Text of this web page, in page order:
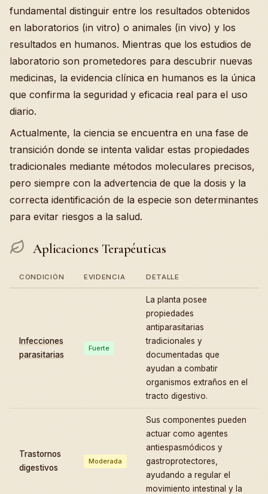
fundamental distinguir entre los resultados obtenidos
en laboratorios (in vitro) o animales (in vivo) y los
resultados en humanos. Mientras que los estudios de
laboratorio son prometedores para descubrir nuevas
medicinas, la evidencia clínica en humanos es la única
que confirma la seguridad y eficacia real para el uso
diario.
Actualmente, la ciencia se encuentra en una fase de
transición donde se intenta validar estas propiedades
tradicionales mediante métodos moleculares precisos,
pero siempre con la advertencia de que la dosis y la
correcta identificación de la especie son determinantes
para evitar riesgos a la salud.
Aplicaciones Terapéuticas
CONDICIÓN EVIDENCIA DETALLE
Infecciones
parasitarias
Fuerte
La planta posee
propiedades
antiparasitarias
tradicionales y
documentadas que
ayudan a combatir
organismos extraños en el
tracto digestivo.
Trastornos
digestivos
Moderada
Sus componentes pueden
actuar como agentes
antiespasmódicos y
gastroprotectores,
ayudando a regular el
movimiento intestinal y la